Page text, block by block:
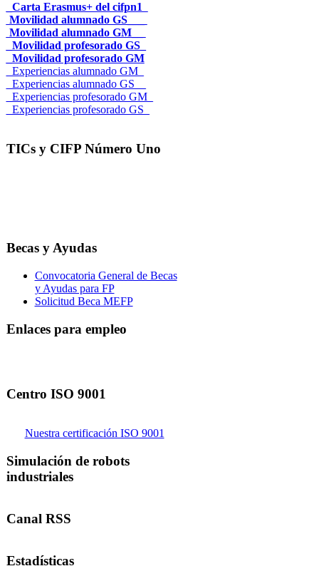
_Carta Erasmus+ del cifpn1
Movilidad alumnado GS___
Movilidad alumnado GM__
_Movilidad profesorado GS_
_Movilidad profesorado GM
_Experiencias alumnado GM_
_Experiencias alumnado GS__
_Experiencias profesorado GM_
_Experiencias profesorado GS_
TICs y CIFP Número Uno
Becas y Ayudas
Convocatoria General de Becas
y Ayudas para FP
Solicitud Beca MEFP
Enlaces para empleo
Centro ISO 9001
Nuestra certificación ISO 9001
Simulación de robots
industriales
Canal RSS
Estadísticas